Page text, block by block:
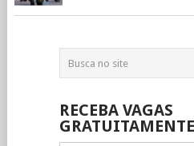
RECEBA VAGAS
GRATUITAMENTE